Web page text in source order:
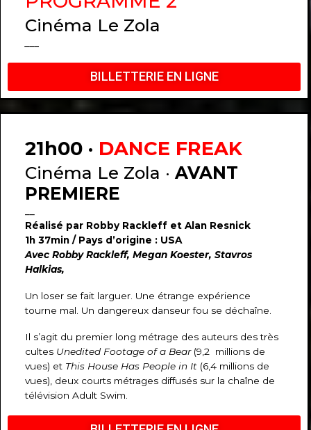
Cinéma Le Zola
BILLETTERIE EN LIGNE
21h00 · DANCE FREAK
Cinéma Le Zola · AVANT
PREMIERE
Réalisé par Robby Rackleff et Alan Resnick
1h 37min / Pays d’origine : USA
Avec Robby Rackleff, Megan Koester, Stavros
Halkias,
Un loser se fait larguer. Une étrange expérience
tourne mal. Un dangereux danseur fou se déchaîne.
Il s’agit du premier long métrage des auteurs des très
cultes Unedited Footage of a Bear(9,2 millions de
vues) et This House Has People in It (6,4 millions de
vues), deux courts métrages diffusés sur la chaîne de
télévision Adult Swim.